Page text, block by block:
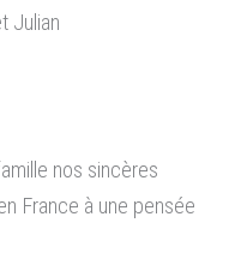
Julian
nos sincères
France à une pensée